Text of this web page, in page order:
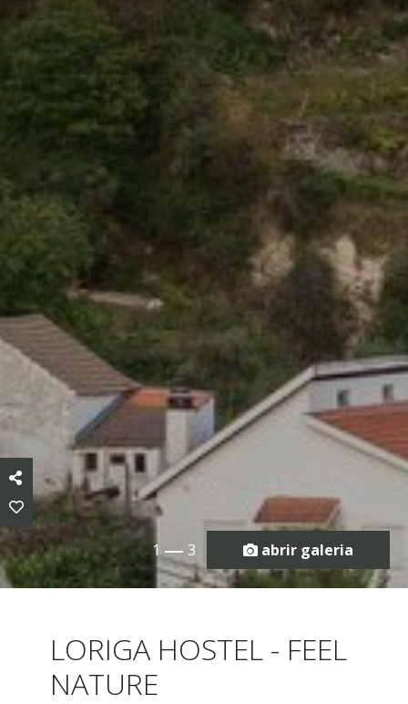
1 3 abrir galeria
LORIGA HOSTEL - FEEL
NATURE